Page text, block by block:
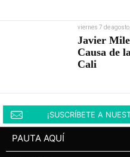
viernes 7 de
Javier
Causa de
Cali
¡SUSCRÍBETE A
PAUTA AQUÍ